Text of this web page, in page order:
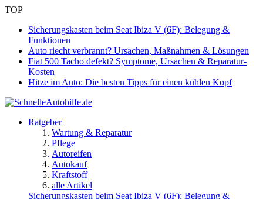
TOP
Sicherungskasten beim Seat Ibiza V (6F): Belegung &
Funktionen
Auto riecht verbrannt? Ursachen, Maßnahmen & Lösungen
Fiat 500 Tacho defekt? Symptome, Ursachen & Reparatur-
Kosten
Hitze im Auto: Die besten Tipps für einen kühlen Kopf
Ratgeber
Wartung & Reparatur
Pflege
Autoreifen
Autokauf
Kraftstoff
alle Artikel
Sicherungskasten beim Seat Ibiza V (6F): Belegung &